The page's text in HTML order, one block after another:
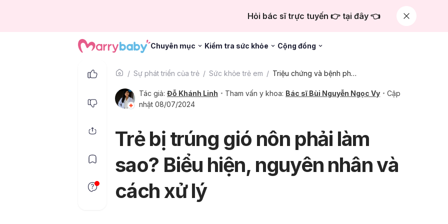
Hỏi bác sĩ trực tuyến 👉 tại đây 👈
Chuyên mục Kiểm tra sức khỏe Cộng đồng
Sự phát triển của trẻ Sức khỏe trẻ em Triệu chứng và bệnh phổ biến
Tác giả: Đỗ Khánh Linh Tham vấn y khoa: Bác sĩ Bùi Nguyễn Ngọc Vy
Cập
nhật 08/07/2024
Trẻ bị trúng gió nôn phải làm
sao? Biểu hiện, nguyên nhân và
cách xử lý